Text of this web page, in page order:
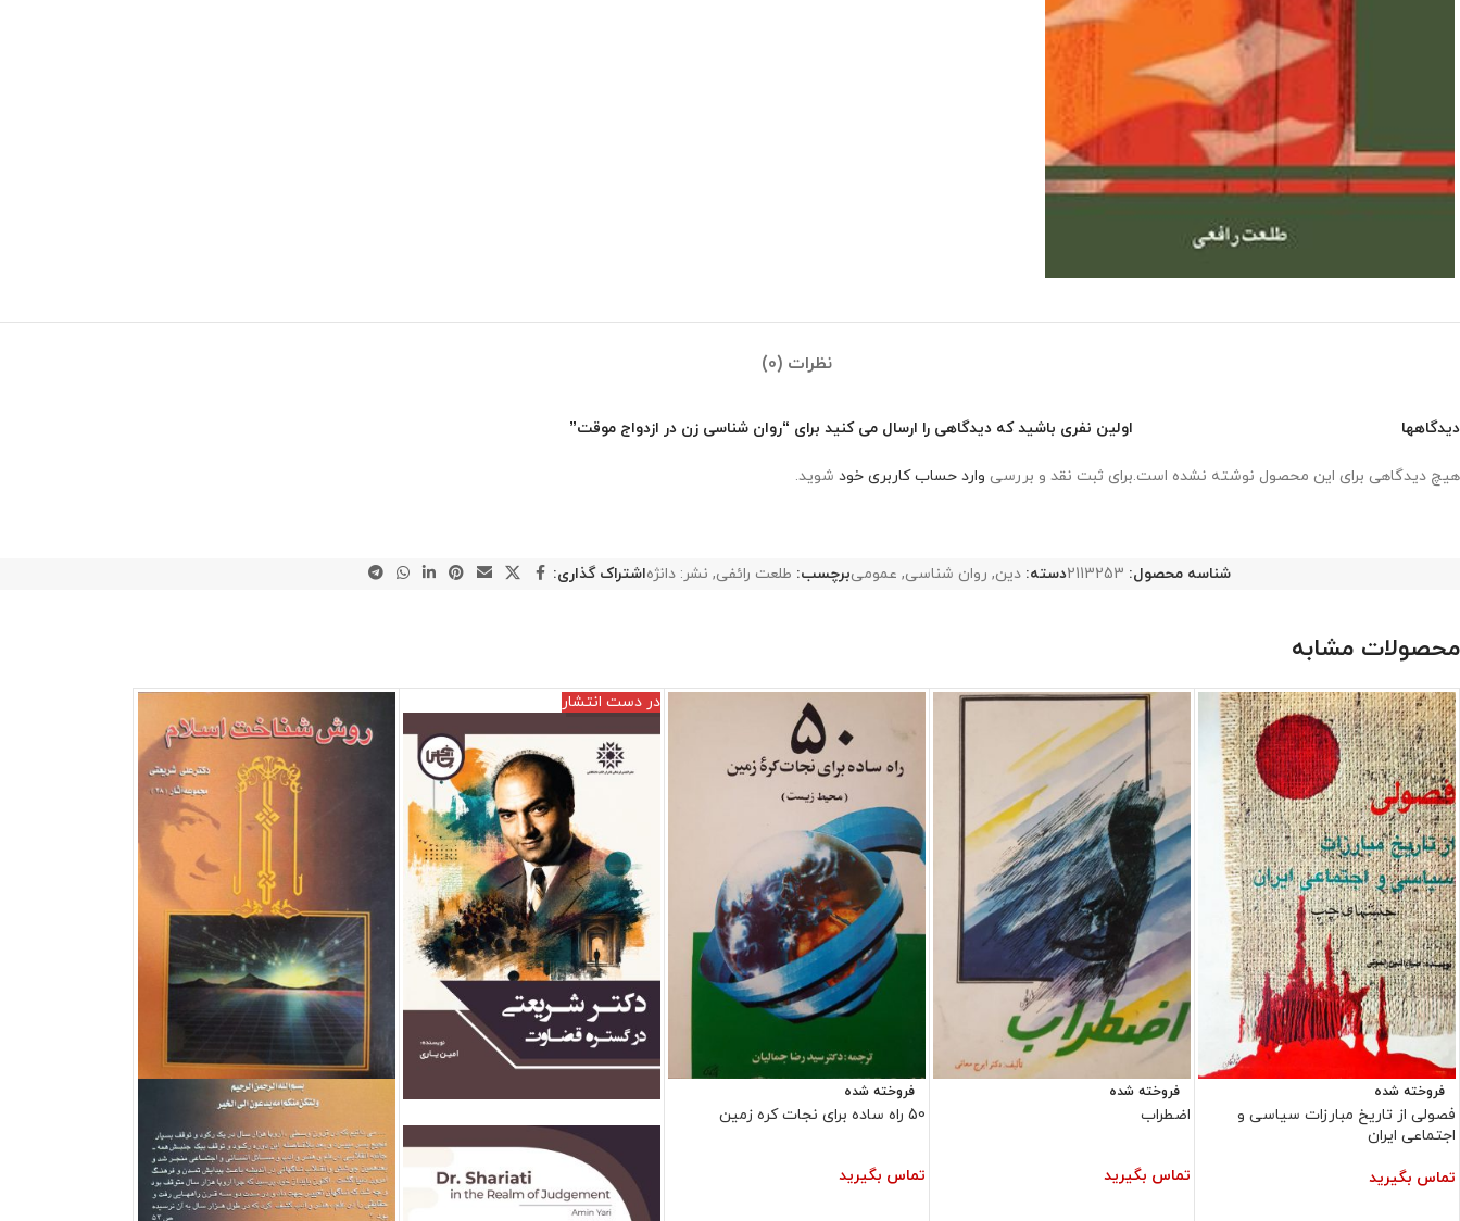
نظرات (0)
دیدگاهها
هیچ دیدگاهی برای این محصول نوشته نشده است.
اولین نفری باشید که دیدگاهی را ارسال می کنید برای “روان شناسی زن در ازدواج موقت”
برای ثبت نقد و بررسی وارد حساب کاربری خود شوید.
شناسه محصول: 2113253دسته: دین, روان شناسی, عمومیبرچسب: طلعت رائفی, نشر: دانژهاشتراک گذاری:
محصولات مشابه
فروخته شده
فصولی از تاریخ مبارزات سیاسی و
اجتماعی ایران
تماس بگیرید
فروخته شده
اضطراب
تماس بگیرید
فروخته شده
50 راه ساده برای نجات کره زمین
تماس بگیرید
در دست انتشار